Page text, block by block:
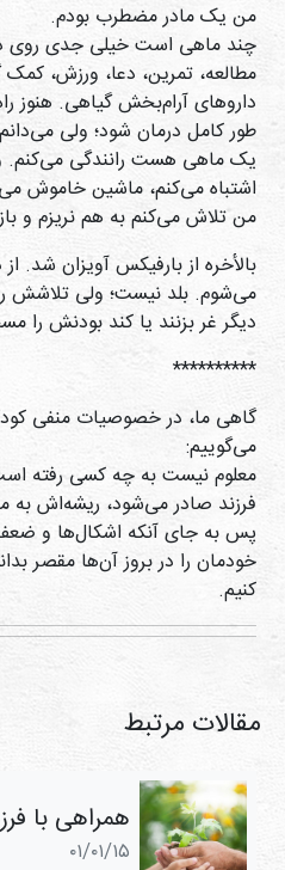
من یک مادر مضطرب بودم.
چند ماهی است خیلی جدی روی
مطالعه، تمرین، دعا، ورزش، کمک
داروهای آرام‌بخش گیاهی. هنوز راه
طور کامل درمان شود؛ ولی
یک ماهی هست رانندگی می‌کنم.
اشتباه می‌کنم، ماشین خاموش
من تلاش می‌کنم به هم نریزم و
بالأخره از بارفیکس آویزان شد.
می‌شوم. بلد نیست؛ ولی تلاشش
دیگر غر بزنند یا کند بودنش را
**********
گاهی ما، در خصوصیات منفی
می‌گوییم:
معلوم نیست به چه کسی رفته
فرزند صادر می‌شود، ریشه‌اش به
پس به جای آنکه اشکال‌ها و
خودمان را در بروز آن‌ها مقصر
کنیم.
مقالات مرتبط
همراهی با
۰۱/۰۱/۱۵